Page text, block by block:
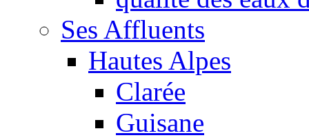
Ses Affluents
Hautes Alpes
Clarée
Guisane